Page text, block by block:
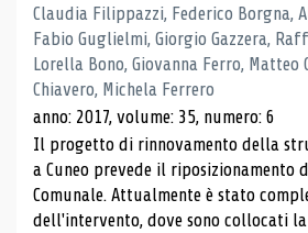
Claudia Filippazzi, Federico Borgna,
Fabio Guglielmi, Giorgio Gazzera,
Lorella Bono, Giovanna Ferro,
Chiavero, Michela Ferrero
anno: 2017, volume: 35, numero: 6
Il progetto di rinnovamento della
a Cuneo prevede il riposizionamento
Comunale. Attualmente è stato
dell'intervento, dove sono collocati